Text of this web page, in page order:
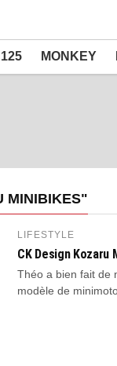
MONKEY
MINIBIKES"
LIFESTYLE
CK Design Kozaru
Théo a bien fait de
modèle de